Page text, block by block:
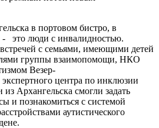
в портовом бистро, в
- это люди с инвалидностью.
с семьями, имеющими детей
группы взаимопомощи, НКО
Везер-
центра по инклюзии
Архангельска смогли задать
и познакомиться с системой
аутистического